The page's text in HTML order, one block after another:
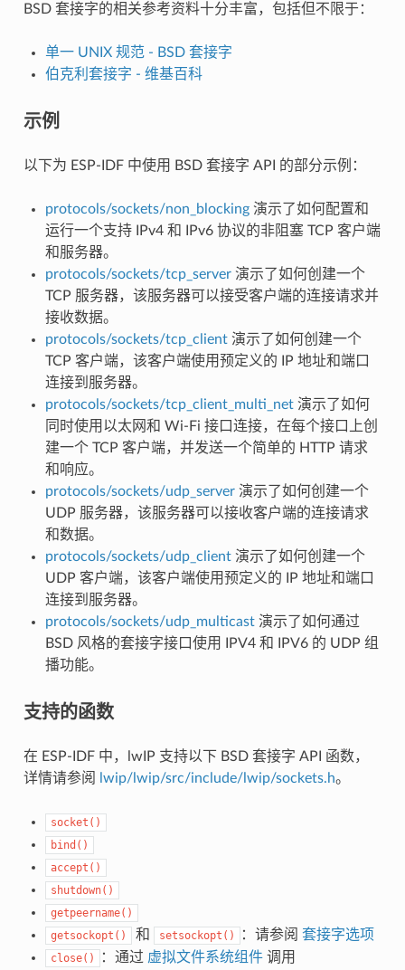
BSD 套接字的相关参考资料十分丰富，包括但不限于：
单一 UNIX 规范 - BSD 套接字
伯克利套接字 - 维基百科
示例
以下为 ESP-IDF 中使用 BSD 套接字 API 的部分示例：
protocols/sockets/non_blocking演示了如何配置和
运行一个支持 IPv4 和 IPv6 协议的非阻塞 TCP 客户端
和服务器。
protocols/sockets/tcp_server演示了如何创建一个
TCP 服务器，该服务器可以接受客户端的连接请求并
接收数据。
protocols/sockets/tcp_client演示了如何创建一个
TCP 客户端，该客户端使用预定义的 IP 地址和端口
连接到服务器。
protocols/sockets/tcp_client_multi_net演示了如何
同时使用以太网和 Wi-Fi 接口连接，在每个接口上创
建一个 TCP 客户端，并发送一个简单的 HTTP 请求
和响应。
protocols/sockets/udp_server演示了如何创建一个
UDP 服务器，该服务器可以接收客户端的连接请求
和数据。
protocols/sockets/udp_client演示了如何创建一个
UDP 客户端，该客户端使用预定义的 IP 地址和端口
连接到服务器。
protocols/sockets/udp_multicast演示了如何通过
BSD 风格的套接字接口使用 IPV4 和 IPV6 的 UDP 组
播功能。
支持的函数
在 ESP-IDF 中，lwIP 支持以下 BSD 套接字 API 函数，
详情请参阅
lwip/lwip/src/include/lwip/sockets.h。
socket()
bind()
accept()
shutdown()
getpeername()
getsockopt()
和 setsockopt() ：请参阅 套接字选项
close() ：通过 虚拟文件系统组件调用